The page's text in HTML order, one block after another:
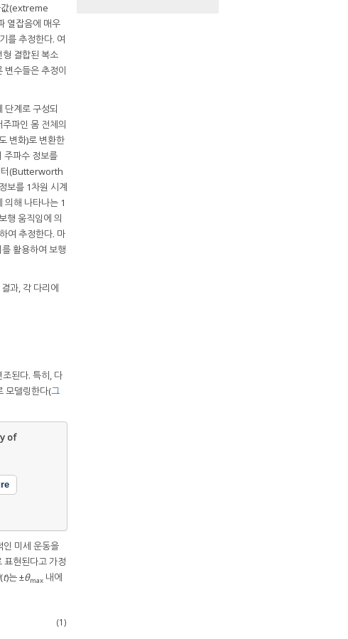
값(extreme
열잡음에 매우
를 추정한다. 여
결합된 복소
수들은 추정이
단계로 구성되
파인 몸 전체의
변화)로 변환한
주파수 정보를
터(Butterworth
보를 1차원 시계
의해 나타나는 1
행 움직임에 의
여 추정한다. 마
활용하여 보행
과, 각 다리에
된다. 특히, 다
모델링한다(그
of
인 미세 운동을
표현된다고 가정
(t)는 ±θmax 내에
(1)